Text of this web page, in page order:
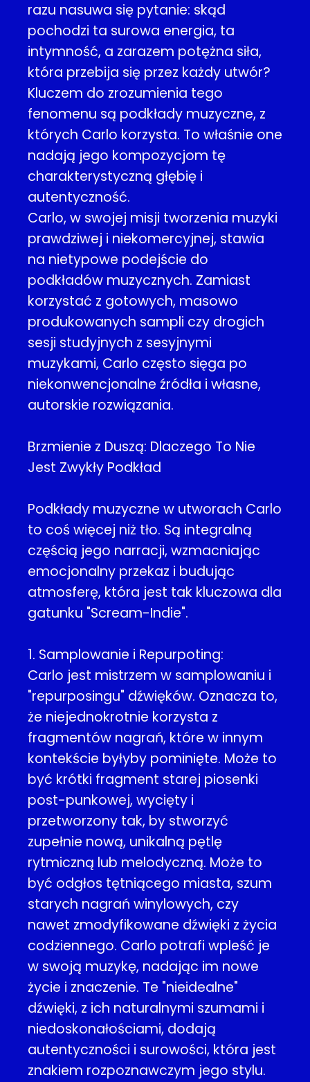
razu nasuwa się pytanie: skąd
pochodzi ta surowa energia, ta
intymność, a zarazem potężna siła,
która przebija się przez każdy utwór?
Kluczem do zrozumienia tego
fenomenu są podkłady muzyczne, z
których Carlo korzysta. To właśnie one
nadają jego kompozycjom tę
charakterystyczną głębię i
autentyczność.
Carlo, w swojej misji tworzenia muzyki
prawdziwej i niekomercyjnej, stawia
na nietypowe podejście do
podkładów muzycznych. Zamiast
korzystać z gotowych, masowo
produkowanych sampli czy drogich
sesji studyjnych z sesyjnymi
muzykami, Carlo często sięga po
niekonwencjonalne źródła i własne,
autorskie rozwiązania.
Brzmienie z Duszą: Dlaczego To Nie
Jest Zwykły Podkład
Podkłady muzyczne w utworach Carlo
to coś więcej niż tło. Są integralną
częścią jego narracji, wzmacniając
emocjonalny przekaz i budując
atmosferę, która jest tak kluczowa dla
gatunku "Scream-Indie".
1. Samplowanie i Repurpoting:
Carlo jest mistrzem w samplowaniu i
"repurposingu" dźwięków. Oznacza to,
że niejednokrotnie korzysta z
fragmentów nagrań, które w innym
kontekście byłyby pominięte. Może to
być krótki fragment starej piosenki
post-punkowej, wycięty i
przetworzony tak, by stworzyć
zupełnie nową, unikalną pętlę
rytmiczną lub melodyczną. Może to
być odgłos tętniącego miasta, szum
starych nagrań winylowych, czy
nawet zmodyfikowane dźwięki z życia
codziennego. Carlo potrafi wpleść je
w swoją muzykę, nadając im nowe
życie i znaczenie. Te "nieidealne"
dźwięki, z ich naturalnymi szumami i
niedoskonałościami, dodają
autentyczności i surowości, która jest
znakiem rozpoznawczym jego stylu.